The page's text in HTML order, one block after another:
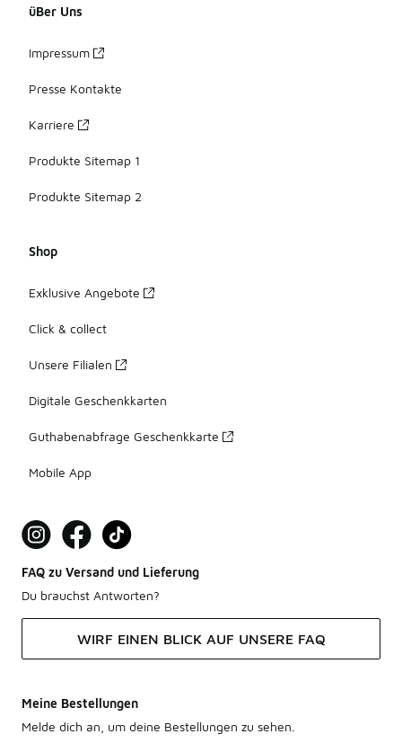
üBer Uns
Impressum
Presse Kontakte
Karriere
Produkte Sitemap 1
Produkte Sitemap 2
Shop
Exklusive Angebote
Click & collect
Unsere Filialen
Digitale Geschenkkarten
Guthabenabfrage Geschenkkarte
Mobile App
FAQ zu Versand und Lieferung
Du brauchst Antworten?
WIRF EINEN BLICK AUF UNSERE FAQ
Meine Bestellungen
Melde dich an, um deine Bestellungen zu sehen.